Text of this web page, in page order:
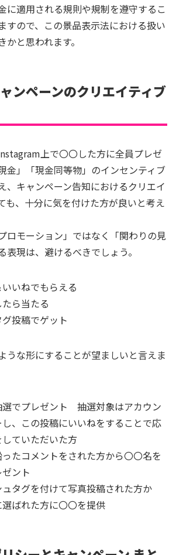
に適用される規則や規制を遵守するこ
すので、この景品表示法における扱い
と思われます。
ンペーンのクリエイティブ
上で〇〇した方に全員プレゼ
金」「現金同等物」のインセンティブ
、キャンペーン告知におけるクリエイ
も、十分に気を付けた方が良いと考え
ロモーション」ではなく「関わりの見
表現は、避けるべきでしょう。
いいねでもらえる
ら当たる
グ投稿でゲット
うな形にすることが望ましいと言えま
選でプレゼント 抽選対象はアカウン
し、この投稿にいいねをすることで応
ていただいた方
ったコメントをされた方から〇〇名を
ント
ュタグを付けて写真投稿された方か
ばれた方に〇〇を提供